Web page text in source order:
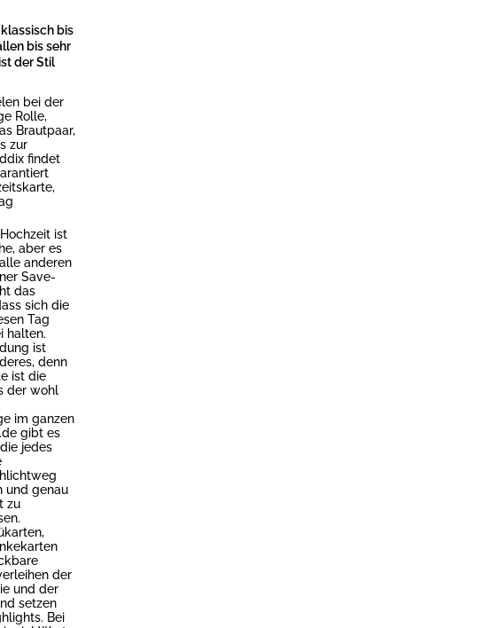
bis
bis sehr
der Stil
bei der
Rolle,
Brautpaar,
zur
findet
ist
aber es
anderen
Save-
das
sich die
Tag
halten.
ist
denn
ist die
der wohl
im ganzen
gibt es
jedes
und genau
zu
der
und der
setzen
Bei